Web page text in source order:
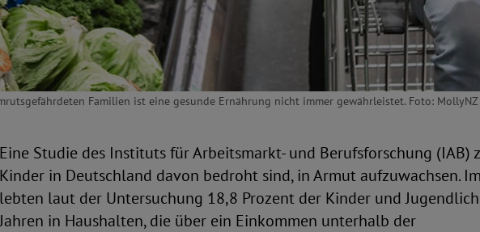
Familien ist eine gesunde Ernährung nicht immer gewährleistet. Foto: MollyNZ
Eine Studie des Instituts für Arbeitsmarkt- und Berufsforschung (IAB)
Kinder in Deutschland davon bedroht sind, in Armut aufzuwachsen.
lebten laut der Untersuchung 18,8 Prozent der Kinder und
Jahren in Haushalten, die über ein Einkommen unterhalb der